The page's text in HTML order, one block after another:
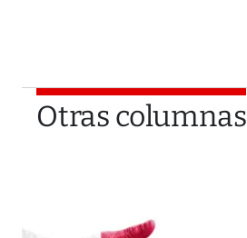
Otras columnas